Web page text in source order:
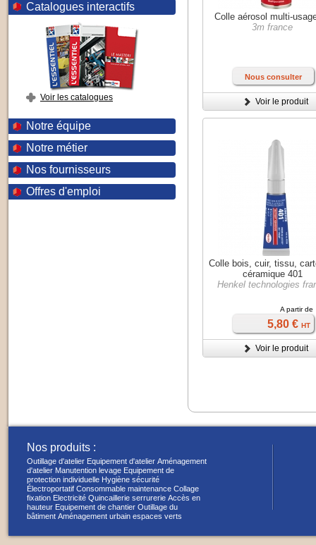
Catalogues interactifs
Voir les catalogues
Notre équipe
Notre métier
Nos fournisseurs
Offres d'emploi
Colle aérosol multi-
3m france
Nous consulter
Voir le produit
Colle bois, cuir, tissu,
céramique 401
Henkel technologies
A partir de
5,80 € HT
Voir le produit
Nos produits :
Outillage d'atelier Equipement d'atelier Aménagement
d'atelier Manutention levage Equipement de
protection individuelle Hygiène sécurité
Électroportatif Consommable maintenance Collage
fixation Electricité Quincaillerie serrurerie Accès en
hauteur Equipement de chantier Outillage du
bâtiment Aménagement urbain espaces verts